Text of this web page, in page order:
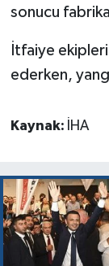
sonucu
İtfaiye
ederken,
Kaynak: İHA